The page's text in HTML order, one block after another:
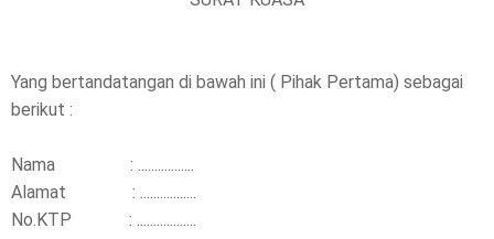
Yang bertandatangan di bawah ini ( Pihak Pertama) sebagai
berikut :
Nama : .................
Alamat : .................
No.KTP : ..................